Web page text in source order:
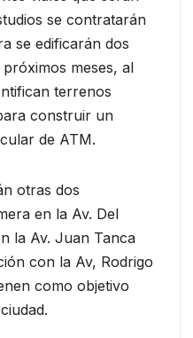
se contratarán
se edificarán dos
meses, al
terrenos
construir un
de ATM.
otras dos
en la Av. Del
la Av. Juan Tanca
con la Av, Rodrigo
como objetivo